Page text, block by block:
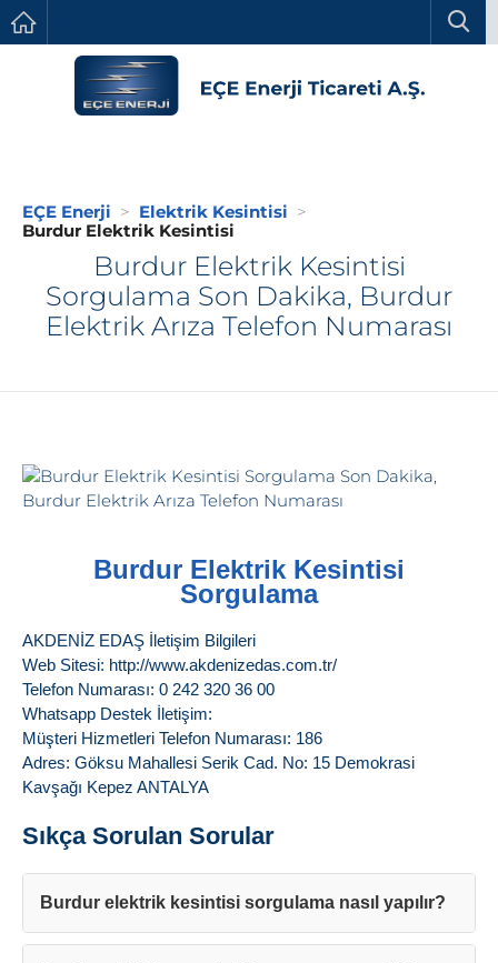
EÇE Enerji
Elektrik Kesintisi
Burdur Elektrik Kesintisi
Burdur Elektrik Kesintisi
Sorgulama Son Dakika, Burdur
Elektrik Arıza Telefon Numarası
Burdur Elektrik Kesintisi
Sorgulama
AKDENİZ EDAŞ İletişim Bilgileri
Web Sitesi: http://www.akdenizedas.com.tr/
Telefon Numarası: 0 242 320 36 00
Whatsapp Destek İletişim:
Müşteri Hizmetleri Telefon Numarası: 186
Adres: Göksu Mahallesi Serik Cad. No: 15 Demokrasi
Kavşağı Kepez ANTALYA
Sıkça Sorulan Sorular
Burdur elektrik kesintisi sorgulama nasıl yapılır?